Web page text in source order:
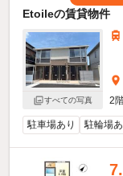
Etoileの賃貸物件
すべての写真
2
駐車場あり 駐輪場あ